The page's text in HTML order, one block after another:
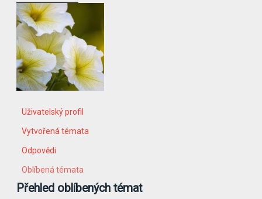
Uživatelský profil
Vytvořená témata
Odpovědi
Oblíbená témata
Přehled oblíbených témat